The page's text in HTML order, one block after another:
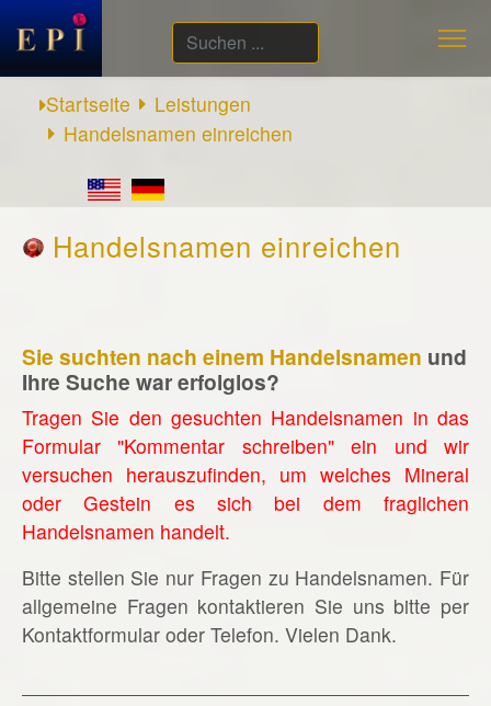
Suchen
...
Startseite
Leistungen
Handelsnamen einreichen
Handelsnamen einreichen
Sie suchten nach einem Handelsnamen und
Ihre Suche war erfolglos?
Tragen Sie den gesuchten Handelsnamen in das
Formular "Kommentar schreiben" ein und wir
versuchen herauszufinden, um welches Mineral
oder Gestein es sich bei dem fraglichen
Handelsnamen handelt.
Bitte stellen Sie nur Fragen zu Handelsnamen. Für
allgemeine Fragen kontaktieren Sie uns bitte per
Kontaktformular oder Telefon. Vielen Dank.